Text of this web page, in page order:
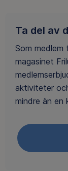
Ta del av
Som medlem
magasinet
aktiviteter
mindre än en